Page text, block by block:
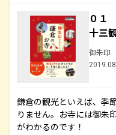
０１
十三
御朱印
鎌倉の観光といえば、季
りません。お寺には御朱
がわかるのです！